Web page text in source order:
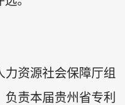
资源社会保障厅组
责本届贵州省专利